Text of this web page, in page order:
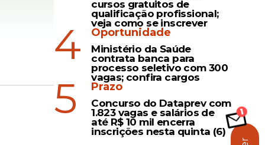
cursos gratuitos de
qualificação profissional;
veja como se inscrever
4 Oportunidade
Ministério da Saúde
contrata banca para
processo seletivo com 300
vagas; confira cargos
5 Prazo
Concurso do Dataprev com
1.823 vagas e salários de
até R$ 10 mil encerra
inscrições nesta quinta (6)